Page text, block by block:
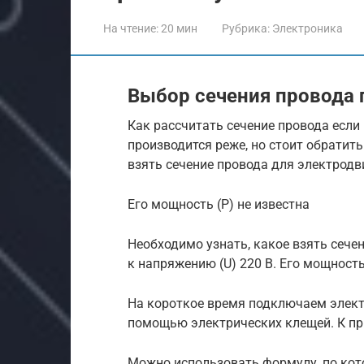
На чтение:20 мин Рубрика: Электроника
Выбор сечения провода
Как рассчитать сечение провода
производится реже, но стоит
взять сечение провода для
Его мощность (P) не известна
Необходимо узнать, какое взять
к напряжению (U) 220 В. Его
На короткое время подключаем
помощью электрических клещей. К